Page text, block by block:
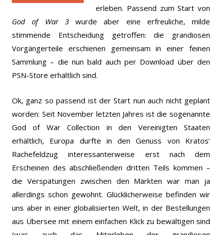
erleben. Passend zum Start von
God of War 3wurde aber eine erfreuliche, milde
stimmende Entscheidung getroffen: die grandiosen
Vorgängerteile erschienen gemeinsam in einer feinen
Sammlung – die nun bald auch per Download über den
PSN-Store erhältlich sind.
Ok, ganz so passend ist der Start nun auch nicht geplant
worden: Seit November letzten Jahres ist die sogenannte
God of War Collection in den Vereinigten Staaten
erhältlich, Europa durfte in den Genuss von Kratos‘
Rachefeldzug interessanterweise erst nach dem
Erscheinen des abschließenden dritten Teils kommen –
die Verspätungen zwischen den Märkten war man ja
allerdings schon gewohnt. Glücklicherweise befinden wir
uns aber in einer globalisierten Welt, in der Bestellungen
aus Übersee mit einem einfachen Klick zu bewältigen sind